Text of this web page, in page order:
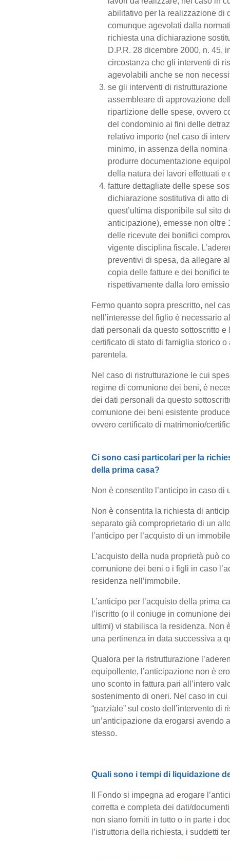
abilitativo per la realizzazione di
comunque agevolati dalla
richiesta una dichiarazione
D.P.R. 28 dicembre 2000, n. 45,
circostanza che gli interventi di
agevolabili anche se non
se gli interventi di
assembleare di approvazione
ripartizione delle spese, ovvero
del condominio ai fini delle
relativo importo (nel caso di
minimo, in assenza della
produrre documentazione
della natura dei lavori effettuati
fatture dettagliate delle spese
dichiarazione sostitutiva di atto
quest’ultima disponibile sul sito
anticipazione), emesse non
delle ricevute dei bonifici
vigente disciplina fiscale.
preventivi di spesa, da allegare
copia delle fatture e dei bonifici
rispettivamente dalla loro
Fermo quanto sopra prescritto, nel
nell’interesse del figlio è necessario
dati personali da questo sottoscritto
certificato di stato di famiglia storico
parentela.
Nel caso di ristrutturazione le cui
regime di comunione dei beni, è
dei dati personali da questo
comunione dei beni esistente
ovvero certificato di matrimonio/
Ci sono casi particolari per la
della prima casa?
Non è consentito l’anticipo in caso di
Non è consentita la richiesta di
separato già comproprietario di un
l’anticipo per l’acquisto di un
L’acquisto della nuda proprietà può
comunione dei beni o i figli in caso
residenza nell’immobile.
L’anticipo per l’acquisto della prima
l’iscritto (o il coniuge in comunione
ultimi) vi stabilisca la residenza. Non
una pertinenza in data successiva a
Qualora per la ristrutturazione
equipollente, l’anticipazione non è
uno sconto in fattura pari all’intero
sostenimento di oneri. Nel caso in
“parziale” sul costo dell’intervento di
un’anticipazione da erogarsi avendo
stesso.
Quali sono i tempi di liquidazione
l Fondo si impegna ad erogare
corretta e completa dei dati/
non siano forniti in tutto o in parte i
l’istruttoria della richiesta, i suddetti